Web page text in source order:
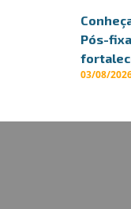
Pós-
03/08/